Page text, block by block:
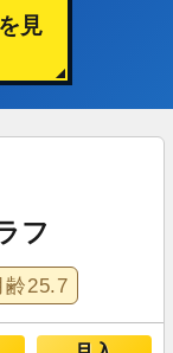
見
フ
齢25.7